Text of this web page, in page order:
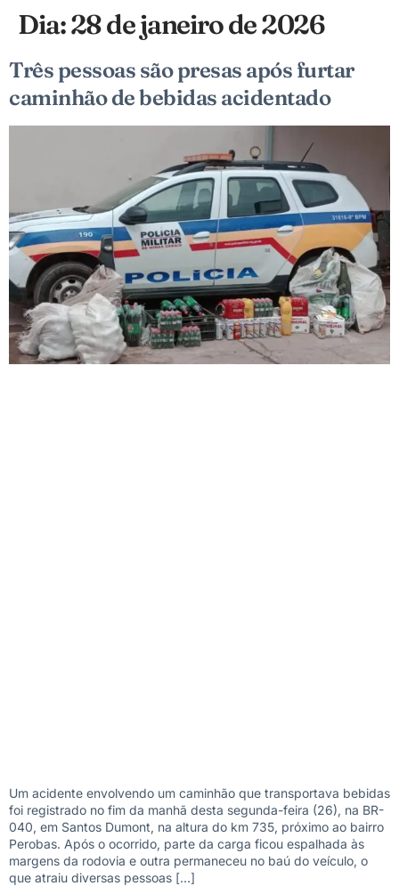
Dia:28 de janeiro de 2026
Três pessoas são presas após furtar
caminhão de bebidas acidentado
Um acidente envolvendo um caminhão que transportava bebidas
foi registrado no fim da manhã desta segunda-feira (26), na BR-
040, em Santos Dumont, na altura do km 735, próximo ao bairro
Perobas. Após o ocorrido, parte da carga ficou espalhada às
margens da rodovia e outra permaneceu no baú do veículo, o
que atraiu diversas pessoas […]